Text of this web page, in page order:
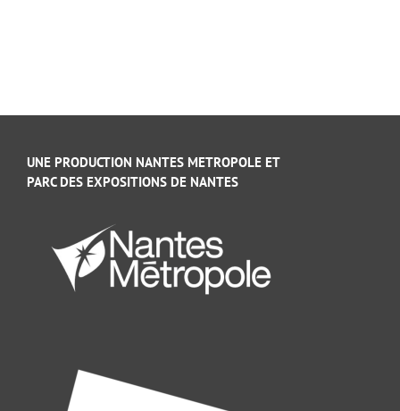
UNE PRODUCTION NANTES METROPOLE ET
PARC DES EXPOSITIONS DE NANTES